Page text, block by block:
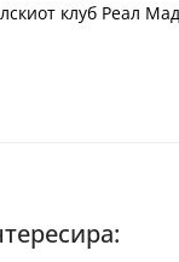
клуб Реал